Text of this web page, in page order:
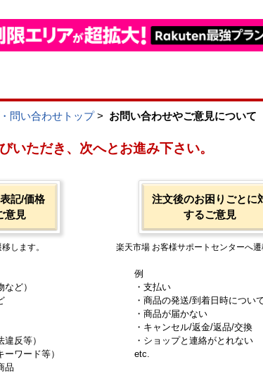
問い合わせトップ> お問い合わせやご意見について
いただき、次へとお進み下さい。
記/価格
意見
します。
ど）
違反等）
ーワード等）
品
注文後のお困りごとに
するご意見
楽天市場 お客様サポートセンターへ遷
例
・支払い
・商品の発送/到着日時につい
・商品が届かない
・キャンセル/返金/返品/交換
・ショップと連絡がとれない
etc.